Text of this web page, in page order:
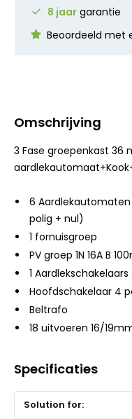
8 jaar garantie
Beoordeeld met
Specificaties
Meer
informatie
Omschrijving
3 Fase groepenkast 36
6 Aardlekautomaten
polig + nul)
1 fornuisgroep
PV groep 1N 16A B
1
Hoofdschakelaar 4
Beltrafo
18 uitvoeren 16/